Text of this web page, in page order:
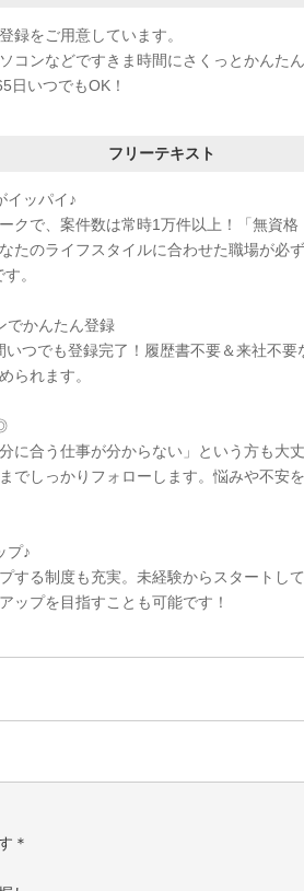
録をご用意しています。
コンなどですきま時間にさくっとかんた
日いつでもOK！
フリーテキスト
イッパイ♪
クで、案件数は常時1万件以上！「無資格
たのライフスタイルに合わせた職場が必
。
でかんたん登録
いつでも登録完了！履歴書不要＆来社不要
られます。
に合う仕事が分からない」という方も大
でしっかりフォローします。悩みや不安
プ♪
する制度も充実。未経験からスタートし
ップを目指すことも可能です！
＊